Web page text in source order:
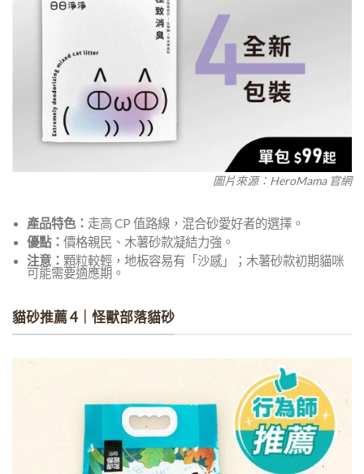
圖片來源：HeroMama 官網
產品特色： 走高 CP 值路線，混合砂愛好者的選擇。
優點：價格親民、木薯砂款凝結力強。
注意：顆粒較輕，地板容易有「沙感」；木薯砂款初期貓咪
可能需要適應期。
貓砂推薦 4｜怪獸部落貓砂